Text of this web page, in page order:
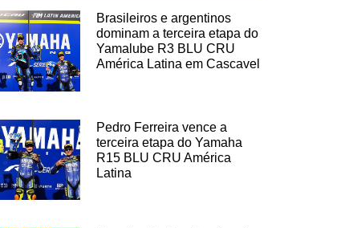
Brasileiros e argentinos
dominam a terceira etapa do
Yamalube R3 BLU CRU
América Latina em Cascavel
Pedro Ferreira vence a
terceira etapa do Yamaha
R15 BLU CRU América
Latina